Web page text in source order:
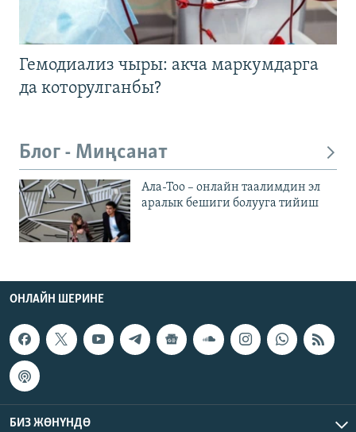
Гемодиализ чыры: акча маркумдарга
да которулганбы?
Блог - Миңсанат
Ала-Тоо – онлайн таалимдин эл
аралык бешиги болууга тийиш
ОНЛАЙН ШЕРИНЕ
БИЗ ЖӨНҮНДӨ